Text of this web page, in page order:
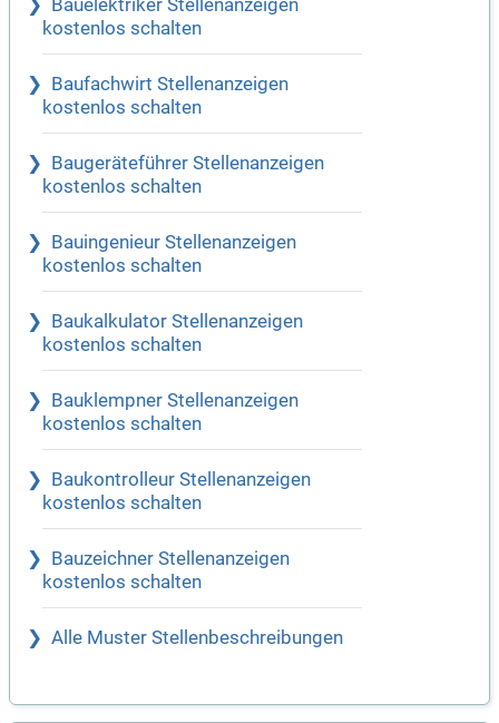
Bauelektriker Stellenanzeigen
kostenlos schalten
Baufachwirt Stellenanzeigen
kostenlos schalten
Baugeräteführer Stellenanzeigen
kostenlos schalten
Bauingenieur Stellenanzeigen
kostenlos schalten
Baukalkulator Stellenanzeigen
kostenlos schalten
Bauklempner Stellenanzeigen
kostenlos schalten
Baukontrolleur Stellenanzeigen
kostenlos schalten
Bauzeichner Stellenanzeigen
kostenlos schalten
Alle Muster Stellenbeschreibungen